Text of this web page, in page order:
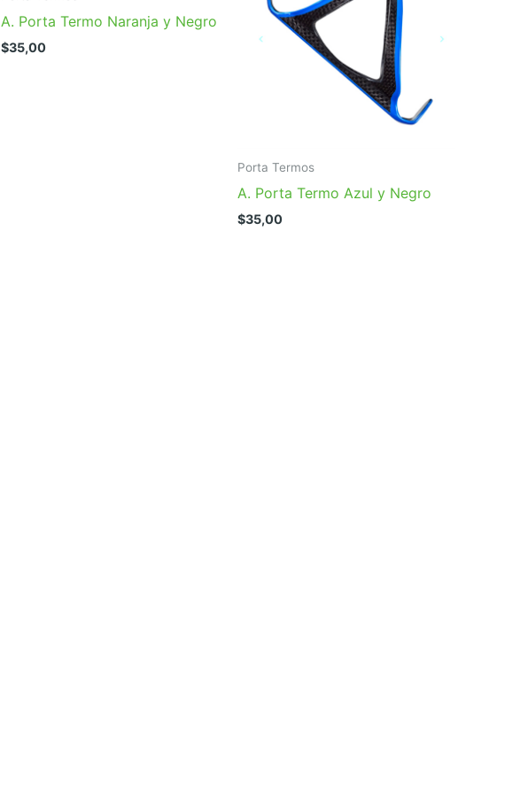
A. Porta Termo Naranja y Negro
$35,00
Porta Termos
A. Porta Termo Azul y Negro
$35,00